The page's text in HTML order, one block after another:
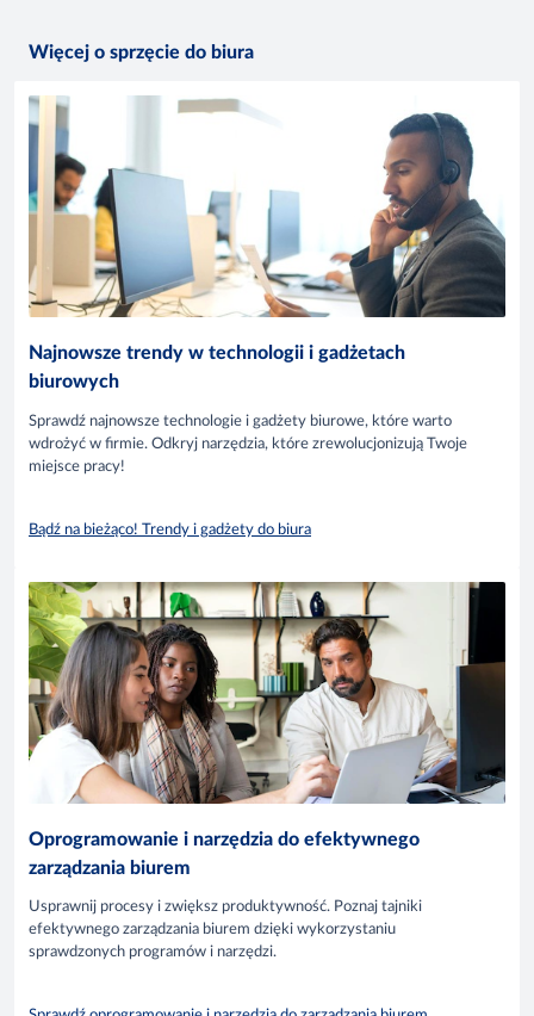
Więcej o sprzęcie do biura
Najnowsze trendy w technologii i gadżetach
biurowych
Sprawdź najnowsze technologie i gadżety biurowe, które warto
wdrożyć w firmie. Odkryj narzędzia, które zrewolucjonizują Twoje
miejsce pracy!
Bądź na bieżąco! Trendy i gadżety do biura
Oprogramowanie i narzędzia do efektywnego
zarządzania biurem
Usprawnij procesy i zwiększ produktywność. Poznaj tajniki
efektywnego zarządzania biurem dzięki wykorzystaniu
sprawdzonych programów i narzędzi.